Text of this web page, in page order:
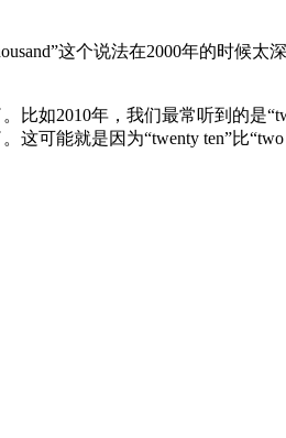
这个说法在2000年的时候
如2010年，我们最常听到的是
这可能就是因为“twenty ten”比“two